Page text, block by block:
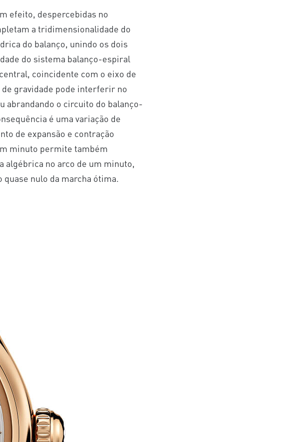
efeito, despercebidas no
a tridimensionalidade do
do balanço, unindo os dois
do sistema balanço-espiral
coincidente com o eixo de
gravidade pode interferir no
abrandando o circuito do balanço-
é uma variação de
de expansão e contração
minuto permite também
algébrica no arco de um minuto,
nulo da marcha ótima.